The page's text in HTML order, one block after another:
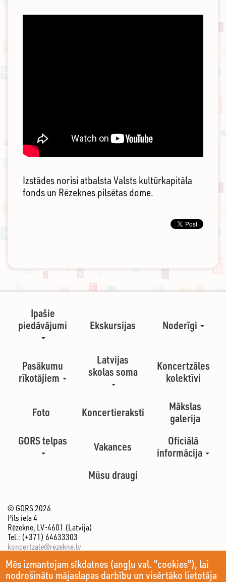
Mēs izmantojam sīkdatnes (angļu val. "cookies"), lai
nodrošinātu mājaslapas darbību un visērtāko lietotāja
Izstādes norisi atbalsta Valsts kultūrkapitāla
fonds un Rēzeknes pilsētas dome.
Ipašie
piedāvājumi
Ekskursijas Noderīgi
Pasākumu
rīkotājiem
Latvijas
skolas soma
Koncertzāles
kolektīvi
Foto Koncertieraksti
Mākslas
galerija
GORS telpas
Vakances
Oficiālā
informācija
Mūsu draugi
© GORS 2026
Pils iela 4
Rēzekne, LV-4601 (Latvija)
Tel.: (+371) 64633303
koncertzale@rezekne.lv